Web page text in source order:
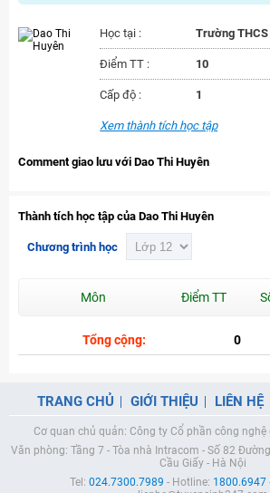
Học tại : Trường
Điểm TT : 10
Cấp độ : 1
Xem thành tích học tập
Comment giao lưu với Dao Thi Huyên
Thành tích học tập của Dao Thi Huyên
Chương trình học
Môn Điểm TT
Tổng cộng: 0
TRANG CHỦ GIỚI THIỆU LIÊN HỆ
Cơ quan chủ quản: Công ty Cổ phần công
Văn phòng: Tầng 7 - Tòa nhà Intracom - Số 82
Cầu Giấy - Hà Nội
Tel: 024.7300.7989 - Hotline: 1800.6947